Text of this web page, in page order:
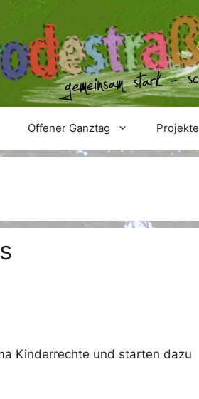
Offener Ganztag Projekte
Kinderrechte und starten dazu